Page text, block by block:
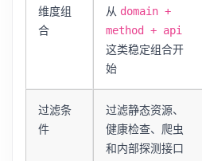
维度组
合
从 domain +
method + api
这类稳定组合开
始
过滤条
件
过滤静态资源、
健康检查、爬虫
和内部探测接口